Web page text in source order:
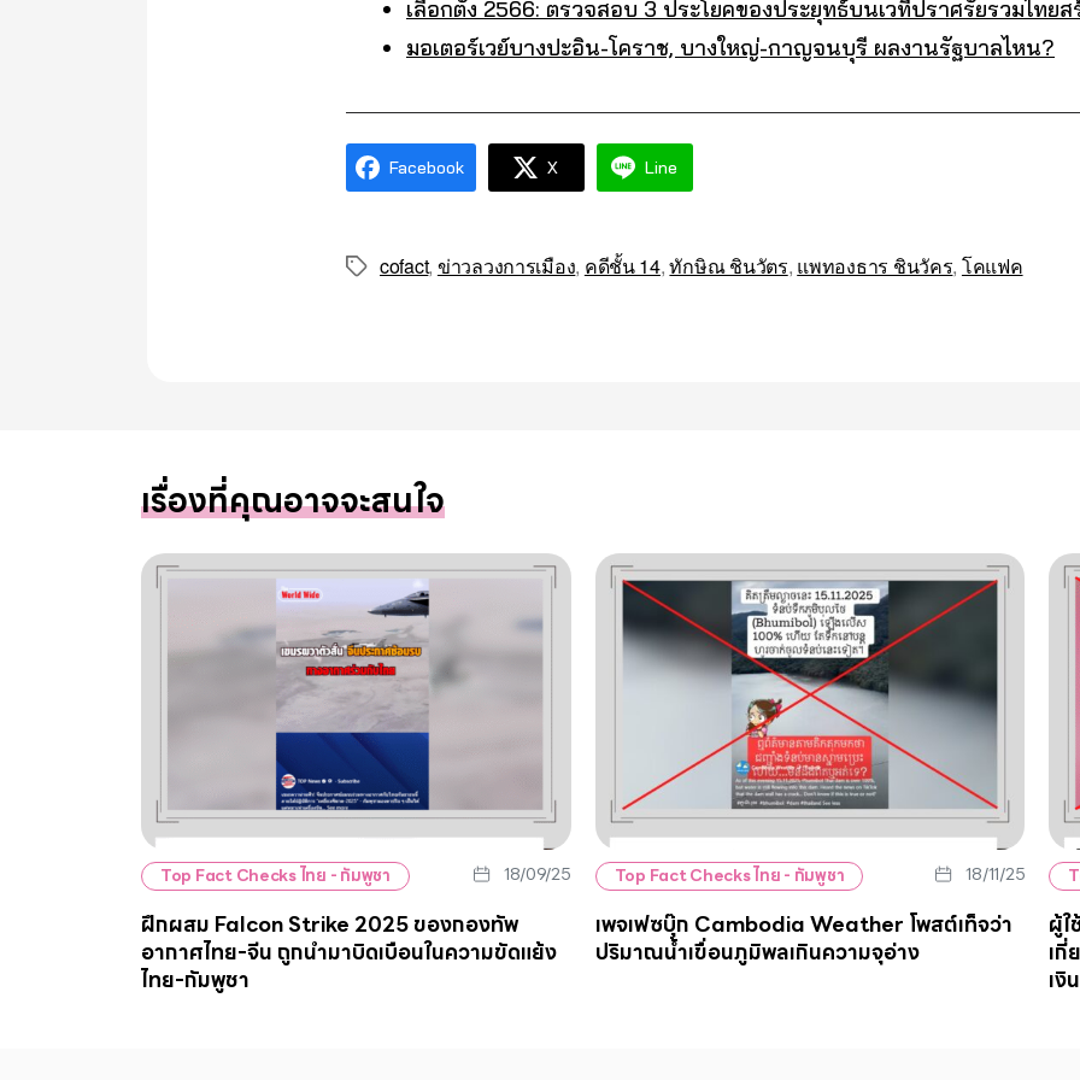
เลือกตั้ง 2566: ตรวจสอบ 3 ประโยคของประยุทธ์บนเวทีปราศรัยรวมไทยส
มอเตอร์เวย์บางปะอิน-โคราช, บางใหญ่-กาญจนบุรี ผลงานรัฐบาลไหน?
Facebook X Line
Tagscofact, ข่าวลวงการเมือง, คดีชั้น 14,ทักษิณ ชินวัตร, แพทองธาร ชินวัคร, โคแฟค
เรื่องที่คุณอาจจะสนใจ
Top Fact Checks ไทย - กัมพูชา 18/09/25
ฝึกผสม Falcon Strike 2025 ของกองทัพ
อากาศไทย-จีน ถูกนำมาบิดเบือนในความขัดแย้ง
ไทย-กัมพูชา
Top Fact Checks ไทย - กัมพูชา 18/11/25
เพจเฟซบุ๊ก Cambodia Weather โพสต์เท็จว่า
ปริมาณน้ำเขื่อนภูมิพลเกินความจุอ่าง
ผู้ใ
เกี่
เงิ